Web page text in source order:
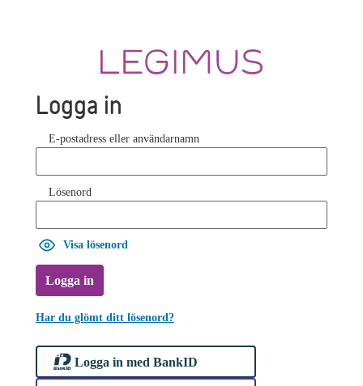
Logga in
E-postadress eller användarnamn
Lösenord
Visa lösenord
Logga in
Har du glömt ditt lösenord?
Logga in med BankID